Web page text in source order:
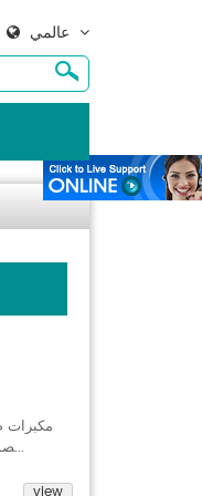
عالمي
صوت النشط ومكبر الصوت النشط ومكبر الصوت اللاسلكي النشط مع طاقة مصنفة من 20 واط إلى 40...